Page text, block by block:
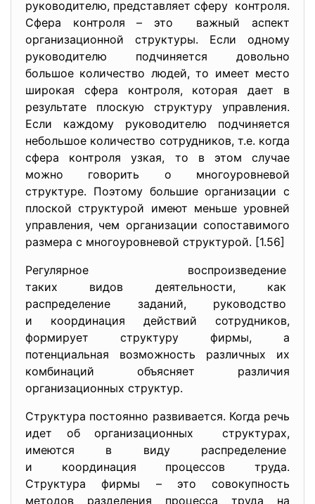
руководителю, представляет сферу контроля.
Сфера контроля – это важный аспект
организационной структуры. Если одному
руководителю подчиняется довольно
большое количество людей, то имеет место
широкая сфера контроля, которая дает в
результате плоскую структуру управления.
Если каждому руководителю подчиняется
небольшое количество сотрудников, т.е. когда
сфера контроля узкая, то в этом случае
можно говорить о многоуровневой
структуре. Поэтому большие организации с
плоской структурой имеют меньше уровней
управления, чем организации сопоставимого
размера с многоуровневой структурой. [1.56]
Регулярное воспроизведение
таких видов деятельности, как
распределение заданий, руководство
и координация действий сотрудников,
формирует структуру фирмы, а
потенциальная возможность различных их
комбинаций объясняет различия
организационных структур.
Структура постоянно развивается. Когда речь
идет об организационных структурах,
имеются в виду распределение
и координация процессов труда.
Структура фирмы – это совокупность
методов разделения процесса труда на